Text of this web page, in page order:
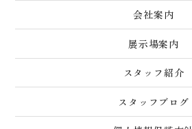
会社案内
展示場案内
スタッフ紹介
スタッフブログ